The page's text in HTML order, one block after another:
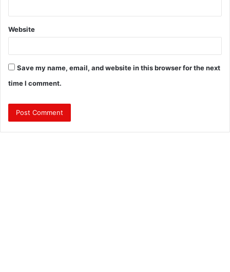
Website
Save my name, email, and website in this browser for the next
time I comment.